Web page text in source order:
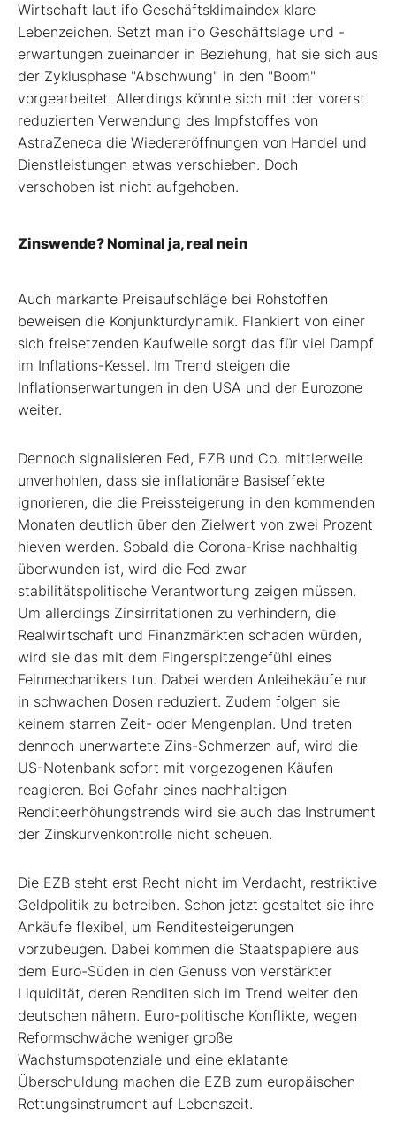
Wirtschaft laut ifo Geschäftsklimaindex klare
Lebenzeichen. Setzt man ifo Geschäftslage und -
erwartungen zueinander in Beziehung, hat sie sich aus
der Zyklusphase "Abschwung" in den "Boom"
vorgearbeitet. Allerdings könnte sich mit der vorerst
reduzierten Verwendung des Impfstoffes von
AstraZeneca die Wiedereröffnungen von Handel und
Dienstleistungen etwas verschieben. Doch
verschoben ist nicht aufgehoben.
Zinswende? Nominal ja, real nein
Auch markante Preisaufschläge bei Rohstoffen
beweisen die Konjunkturdynamik. Flankiert von einer
sich freisetzenden Kaufwelle sorgt das für viel Dampf
im Inflations-Kessel. Im Trend steigen die
Inflationserwartungen in den USA und der Eurozone
weiter.
Dennoch signalisieren Fed, EZB und Co. mittlerweile
unverhohlen, dass sie inflationäre Basiseffekte
ignorieren, die die Preissteigerung in den kommenden
Monaten deutlich über den Zielwert von zwei Prozent
hieven werden. Sobald die Corona-Krise nachhaltig
überwunden ist, wird die Fed zwar
stabilitätspolitische Verantwortung zeigen müssen.
Um allerdings Zinsirritationen zu verhindern, die
Realwirtschaft und Finanzmärkten schaden würden,
wird sie das mit dem Fingerspitzengefühl eines
Feinmechanikers tun. Dabei werden Anleihekäufe nur
in schwachen Dosen reduziert. Zudem folgen sie
keinem starren Zeit- oder Mengenplan. Und treten
dennoch unerwartete Zins-Schmerzen auf, wird die
US-Notenbank sofort mit vorgezogenen Käufen
reagieren. Bei Gefahr eines nachhaltigen
Renditeerhöhungstrends wird sie auch das Instrument
der Zinskurvenkontrolle nicht scheuen.
Die EZB steht erst Recht nicht im Verdacht, restriktive
Geldpolitik zu betreiben. Schon jetzt gestaltet sie ihre
Ankäufe flexibel, um Renditesteigerungen
vorzubeugen. Dabei kommen die Staatspapiere aus
dem Euro-Süden in den Genuss von verstärkter
Liquidität, deren Renditen sich im Trend weiter den
deutschen nähern. Euro-politische Konflikte, wegen
Reformschwäche weniger große
Wachstumspotenziale und eine eklatante
Überschuldung machen die EZB zum europäischen
Rettungsinstrument auf Lebenszeit.